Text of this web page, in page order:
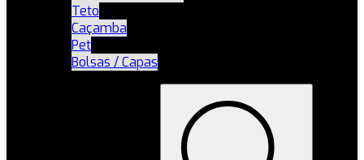
Teto
Caçamba
Pet
Bolsas / Capas